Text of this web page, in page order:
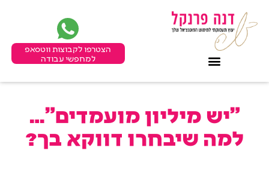
הצטרפו לקבוצות ווטסאפ
למחפשי עבודה
"יש מיליון מועמדים"…
למה שיבחרו דווקא בך?